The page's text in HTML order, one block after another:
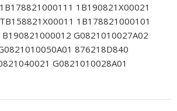
1B190821X00021
1B178821000101
G0821010027A02
876218D840
G0821010028A01